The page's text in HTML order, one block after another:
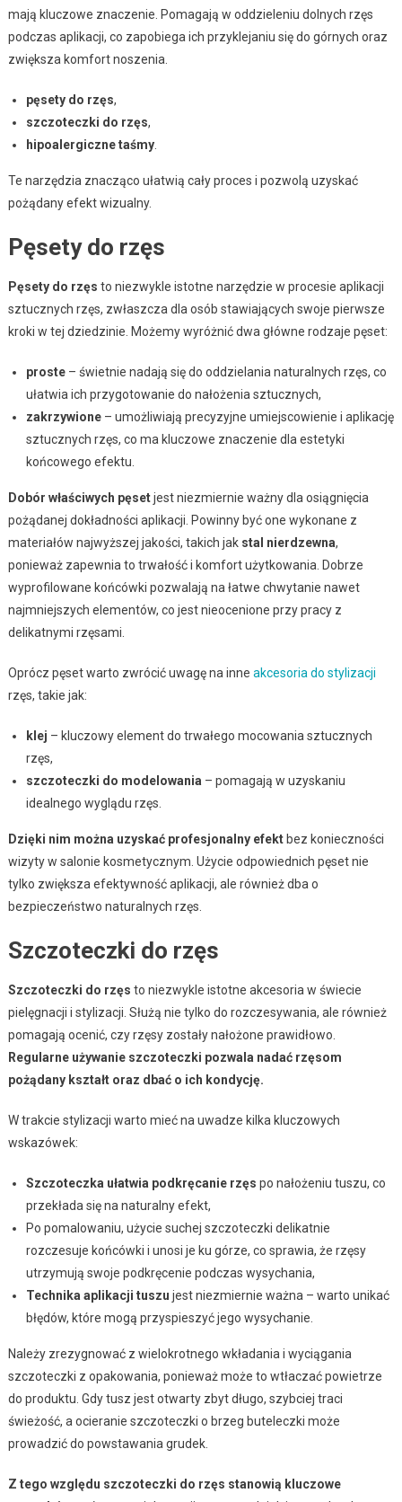
mają kluczowe znaczenie. Pomagają w oddzieleniu dolnych rzęs
podczas aplikacji, co zapobiega ich przyklejaniu się do górnych oraz
zwiększa komfort noszenia.
pęsety do rzęs,
szczoteczki do rzęs,
hipoalergiczne taśmy.
Te narzędzia znacząco ułatwią cały proces i pozwolą uzyskać
pożądany efekt wizualny.
Pęsety do rzęs
Pęsety do rzęs to niezwykle istotne narzędzie w procesie aplikacji
sztucznych rzęs, zwłaszcza dla osób stawiających swoje pierwsze
kroki w tej dziedzinie. Możemy wyróżnić dwa główne rodzaje pęset:
proste– świetnie nadają się do oddzielania naturalnych rzęs, co
ułatwia ich przygotowanie do nałożenia sztucznych,
zakrzywione– umożliwiają precyzyjne umiejscowienie i aplikację
sztucznych rzęs, co ma kluczowe znaczenie dla estetyki
końcowego efektu.
Dobór właściwych pęsetjest niezmiernie ważny dla osiągnięcia
pożądanej dokładności aplikacji. Powinny być one wykonane z
materiałów najwyższej jakości, takich jak stal nierdzewna,
ponieważ zapewnia to trwałość i komfort użytkowania. Dobrze
wyprofilowane końcówki pozwalają na łatwe chwytanie nawet
najmniejszych elementów, co jest nieocenione przy pracy z
delikatnymi rzęsami.
Oprócz pęset warto zwrócić uwagę na inne akcesoria do stylizacji
rzęs, takie jak:
klej – kluczowy element do trwałego mocowania sztucznych
rzęs,
szczoteczki do modelowania – pomagają w uzyskaniu
idealnego wyglądu rzęs.
Dzięki nim można uzyskać profesjonalny efektbez konieczności
wizyty w salonie kosmetycznym. Użycie odpowiednich pęset nie
tylko zwiększa efektywność aplikacji, ale również dba o
bezpieczeństwo naturalnych rzęs.
Szczoteczki do rzęs
Szczoteczki do rzęs to niezwykle istotne akcesoria w świecie
pielęgnacji i stylizacji. Służą nie tylko do rozczesywania, ale również
pomagają ocenić, czy rzęsy zostały nałożone prawidłowo.
Regularne używanie szczoteczki pozwala nadać rzęsom
pożądany kształt oraz dbać o ich kondycję.
W trakcie stylizacji warto mieć na uwadze kilka kluczowych
wskazówek:
Szczoteczka ułatwia podkręcanie rzęs po nałożeniu tuszu, co
przekłada się na naturalny efekt,
Po pomalowaniu, użycie suchej szczoteczki delikatnie
rozczesuje końcówki i unosi je ku górze, co sprawia, że rzęsy
utrzymują swoje podkręcenie podczas wysychania,
Technika aplikacji tuszu jest niezmiernie ważna – warto unikać
błędów, które mogą przyspieszyć jego wysychanie.
Należy zrezygnować z wielokrotnego wkładania i wyciągania
szczoteczki z opakowania, ponieważ może to wtłaczać powietrze
do produktu. Gdy tusz jest otwarty zbyt długo, szybciej traci
świeżość, a ocieranie szczoteczki o brzeg buteleczki może
prowadzić do powstawania grudek.
Z tego względu szczoteczki do rzęs stanowią kluczowe